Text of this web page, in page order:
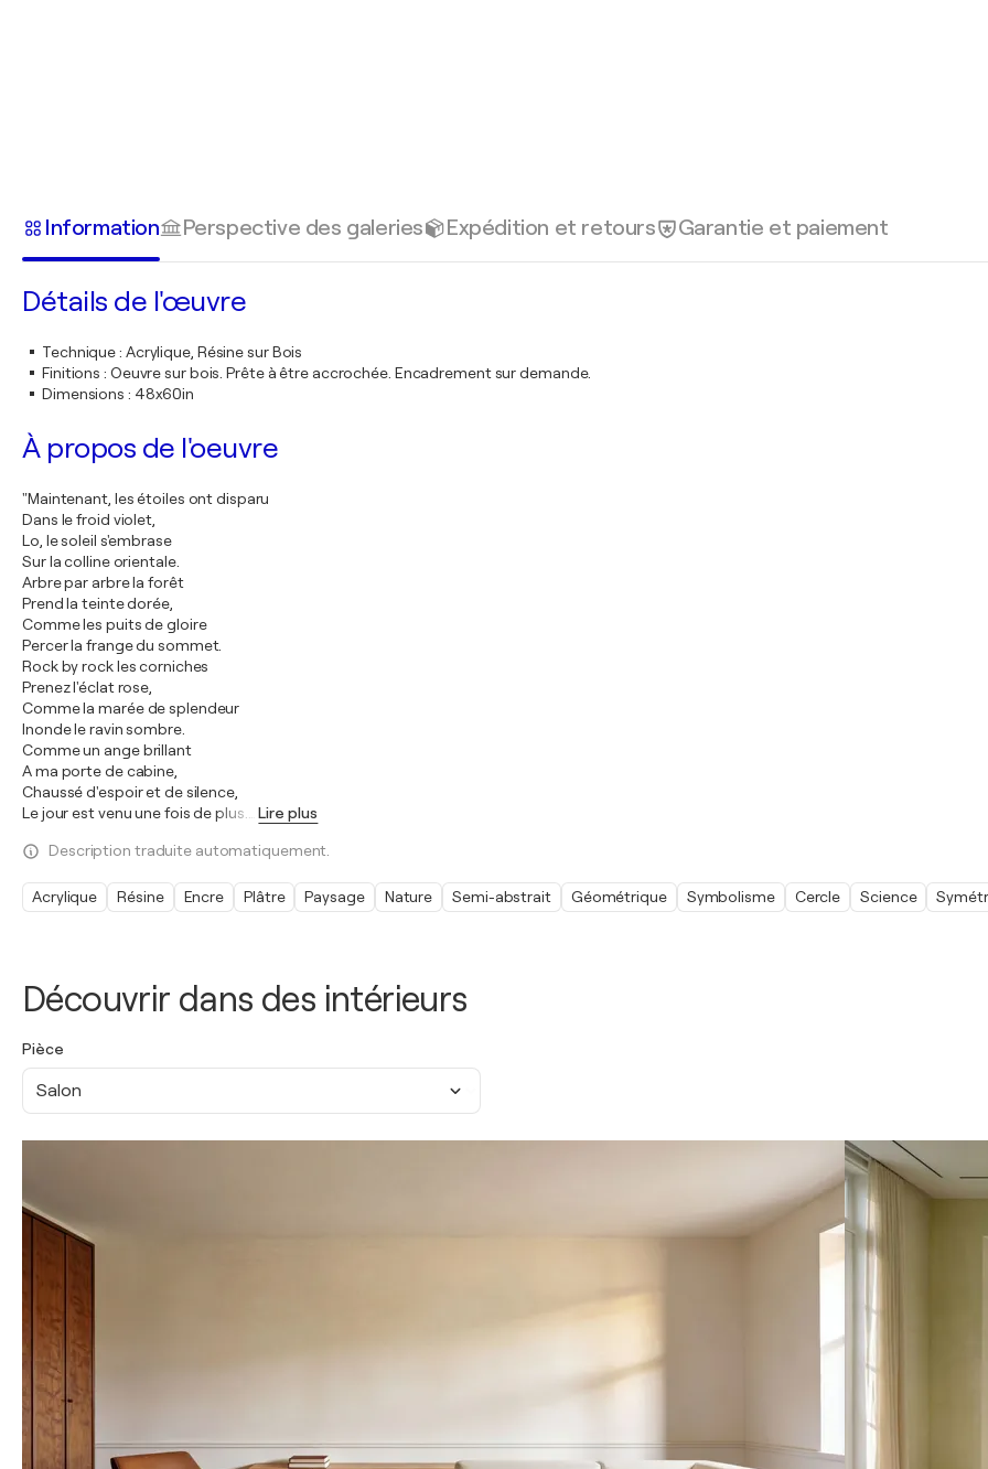
Découvrir dans des intérieurs
Pièce
Salon
Information Perspective des galeries Expédition et retours Garantie et paiement
Détails de l'œuvre
Technique: Acrylique, Résine sur Bois
Finitions : Oeuvre sur bois. Prête à être accrochée. Encadrement sur demande.
Dimensions : 48x60in
À propos de l'oeuvre
"Maintenant, les étoiles ont disparu
Dans le froid violet,
Lo, le soleil s'embrase
Sur la colline orientale.
Arbre par arbre la forêt
Prend la teinte dorée,
Comme les puits de gloire
Percer la frange du sommet.
Rock by rock les corniches
Prenez l'éclat rose,
Comme la marée de splendeur
Inonde le ravin sombre.
Comme un ange brillant
A ma porte de cabine,
Chaussé d'espoir et de silence,
Le jour est venu une fois de plus.
Lire plus
Description traduite automatiquement.
Acrylique Résine Encre Plâtre Paysage Nature Semi-abstrait Géométrique Symbolisme Cercle Science